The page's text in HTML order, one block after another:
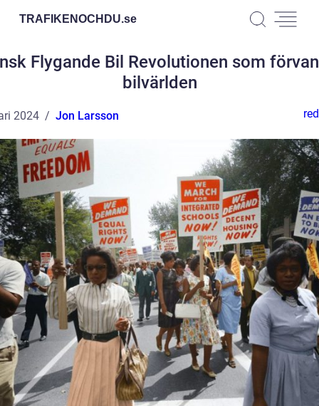
TRAFIKENOCHDU.se
Flygande Bil Revolutionen som
bilvärlden
2024 Jon Larsson